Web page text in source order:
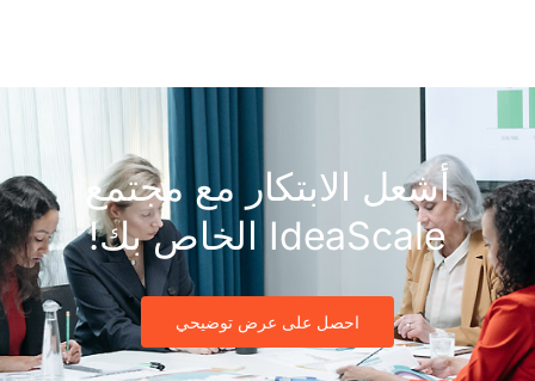
أشعل الابتكار مع مجتمع
IdeaScale الخاص بك!
احصل على عرض توضيحي